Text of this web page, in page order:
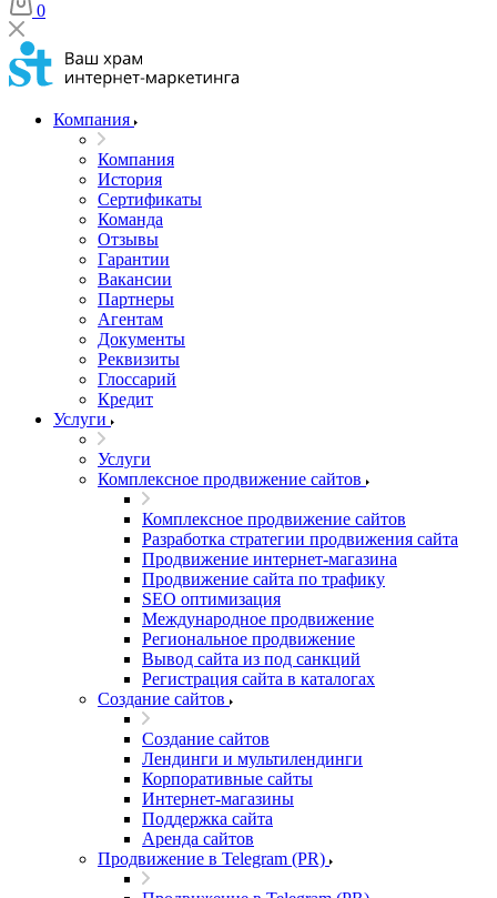
0
Компания
Компания
История
Сертификаты
Команда
Отзывы
Гарантии
Вакансии
Партнеры
Агентам
Документы
Реквизиты
Глоссарий
Кредит
Услуги
Услуги
Комплексное продвижение сайтов
Комплексное продвижение сайтов
Разработка стратегии продвижения сайта
Продвижение интернет-магазина
Продвижение сайта по трафику
SEO оптимизация
Международное продвижение
Региональное продвижение
Вывод сайта из под санкций
Регистрация сайта в каталогах
Создание сайтов
Создание сайтов
Лендинги и мультилендинги
Корпоративные сайты
Интернет-магазины
Поддержка сайта
Аренда сайтов
Продвижение в Telegram (PR)